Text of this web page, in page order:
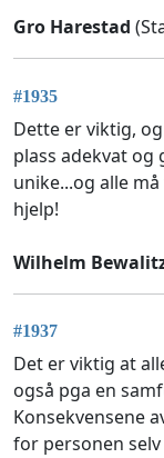
Gro Harestad
#1935
Dette er viktig,
plass adekvat og
unike...og alle
hjelp!
Wilhelm
#1937
Det er viktig at
også pga en
Konsekvensene
for personen